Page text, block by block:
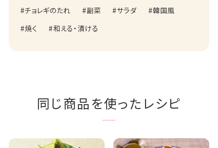
チョレギのたれ 副菜 サラダ
韓国風
焼く
和える・漬ける
同じ商品を使ったレシピ